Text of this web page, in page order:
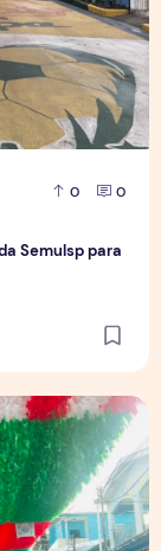
0 0
Semulsp para
e